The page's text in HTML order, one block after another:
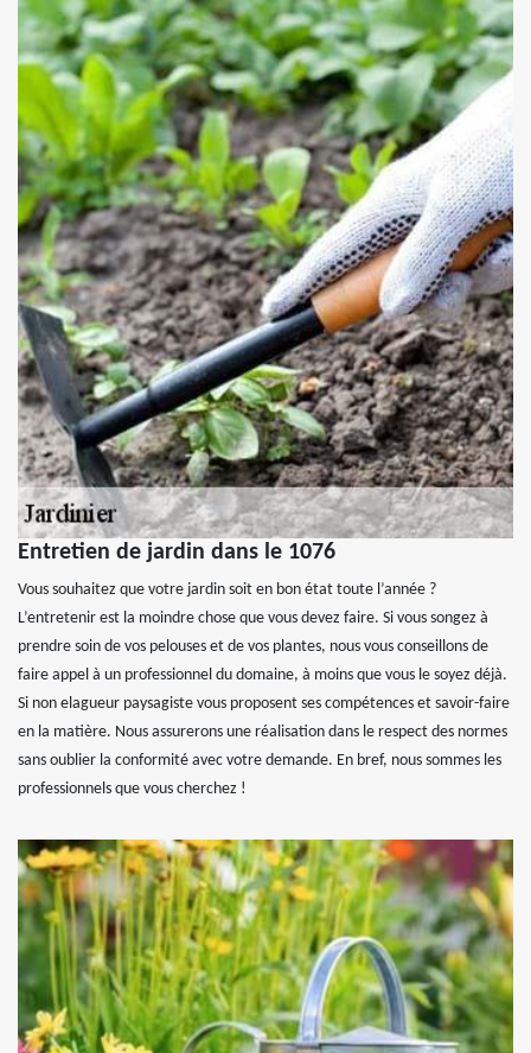
Entretien de jardin dans le 1076
Vous souhaitez que votre jardin soit en bon état toute l’année ?
L’entretenir est la moindre chose que vous devez faire. Si vous songez à
prendre soin de vos pelouses et de vos plantes, nous vous conseillons de
faire appel à un professionnel du domaine, à moins que vous le soyez déjà.
Si non elagueur paysagiste vous proposent ses compétences et savoir-faire
en la matière. Nous assurerons une réalisation dans le respect des normes
sans oublier la conformité avec votre demande. En bref, nous sommes les
professionnels que vous cherchez !